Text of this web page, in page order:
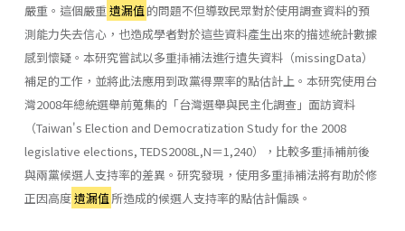
嚴重。這個嚴重遺漏值 的問題不但導致民眾對於使用調查資料的預
測能力失去信心，也造成學者對於這些資料產生出來的描述統計數據
感到懷疑。本研究嘗試以多重挿補法進行遺失資料（missingData）
補足的工作，並將此法應用到政黨得票率的點估計上。本研究使用台
灣2008年總統選舉前蒐集的「台灣選舉與民主化調查」面訪資料
（Taiwan's Election and Democratization Study for the 2008
legislative elections, TEDS2008L,N＝1,240），比較多重挿補前後
與兩黨候選人支持率的差異。研究發現，使用多重挿補法將有助於修
正因高度遺漏值 所造成的候選人支持率的點估計偏誤。